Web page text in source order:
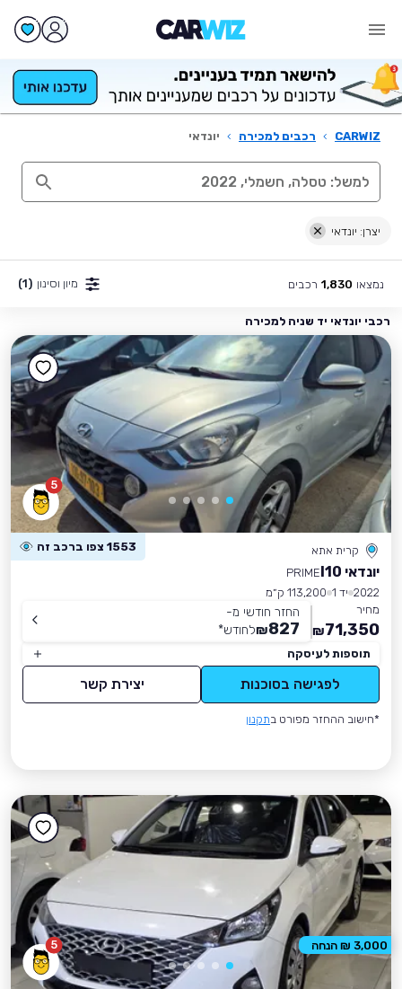
CARWIZ
› רכבים למכירה › יונדאי
יצרן: יונדאי
נמצאו 1,830 רכבים מיון וסינון (1)
רכבי יונדאי יד שניה למכירה
5
קרית אתא 1553 צפו ברכב זה
יונדאי I10
PRIME
2022 יד 1
113,200 ק״מ
מחיר
71,350
₪
החזר חודשי מ-
827
₪לחודש*
תוספות לעיסקה
לפגישה בסוכנות יצירת קשר
*חישוב ההחזר מפורט בתקנון
5 3,000 ₪ הנחה